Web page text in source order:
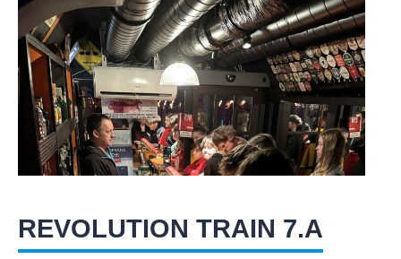
REVOLUTION TRAIN 7.A